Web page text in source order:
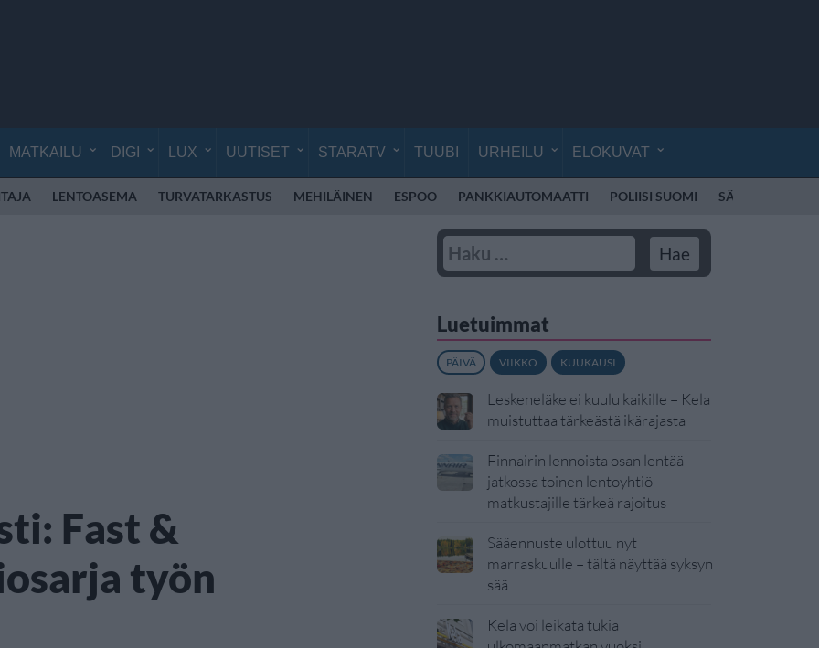
MATKAILU DIGI LUX UUTISET STARATV TUUBI URHEILU ELOKUVAT
LENTOASEMA TURVATARKASTUS MEHILÄINEN ESPOO PANKKIAUTOMAATTI POLIISI SUOMI
Fast &
työn
Luetuimmat
PÄIVÄ VIIKKO KUUKAUSI
Leskeneläke ei kuulu kaikille – Kela
muistuttaa tärkeästä ikärajasta
Finnairin lennoista osan lentää
jatkossa toinen lentoyhtiö –
matkustajille tärkeä rajoitus
Sääennuste ulottuu nyt
marraskuulle – tältä näyttää syksyn
sää
Kela voi leikata tukia